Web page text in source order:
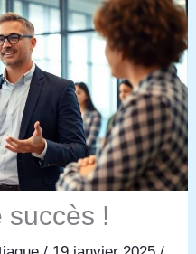
succès !